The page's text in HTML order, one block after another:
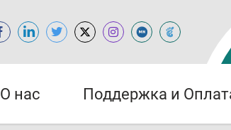
О нас Поддержка и